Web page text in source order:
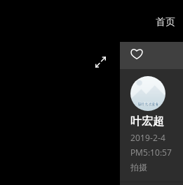
首页
叶宏超
2019-2-4
PM5:10:57
拍摄